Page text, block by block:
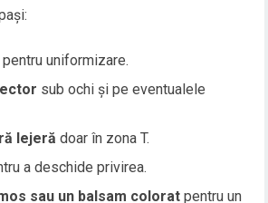
pentru uniformizare.
sub ochi și pe eventualele
lejeră doar în zona T.
a deschide privirea.
sau un balsam colorat pentru un